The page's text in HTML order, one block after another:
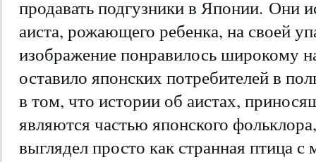
продавать подгузники в Японии. Они
аиста, рожающего ребенка, на своей
изображение понравилось широкому
оставило японских потребителей в
в том, что истории об аистах,
являются частью японского
выглядел просто как странная птица с